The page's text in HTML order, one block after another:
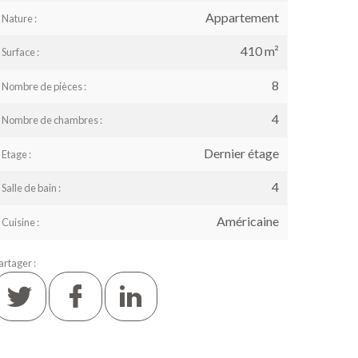
Nature : Appartement
Surface : 410 m²
Nombre de pièces : 8
Nombre de chambres : 4
Etage : Dernier étage
Salle de bain : 4
Cuisine : Américaine
: